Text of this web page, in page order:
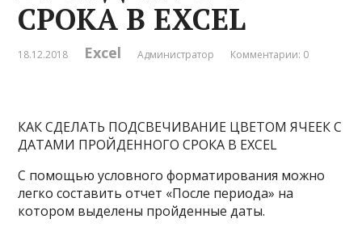
СРОКА В EXCEL
18.12.2018 Excel Администратор Комментарии: 0
КАК СДЕЛАТЬ ПОДСВЕЧИВАНИЕ ЦВЕТОМ ЯЧЕЕК С
ДАТАМИ ПРОЙДЕННОГО СРОКА В EXCEL
С помощью условного форматирования можно
легко составить отчет «После периода» на
котором выделены пройденные даты.